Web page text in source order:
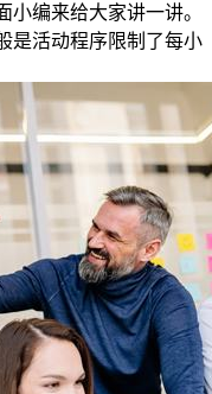
编来给大家讲一讲。
是活动程序限制了每小